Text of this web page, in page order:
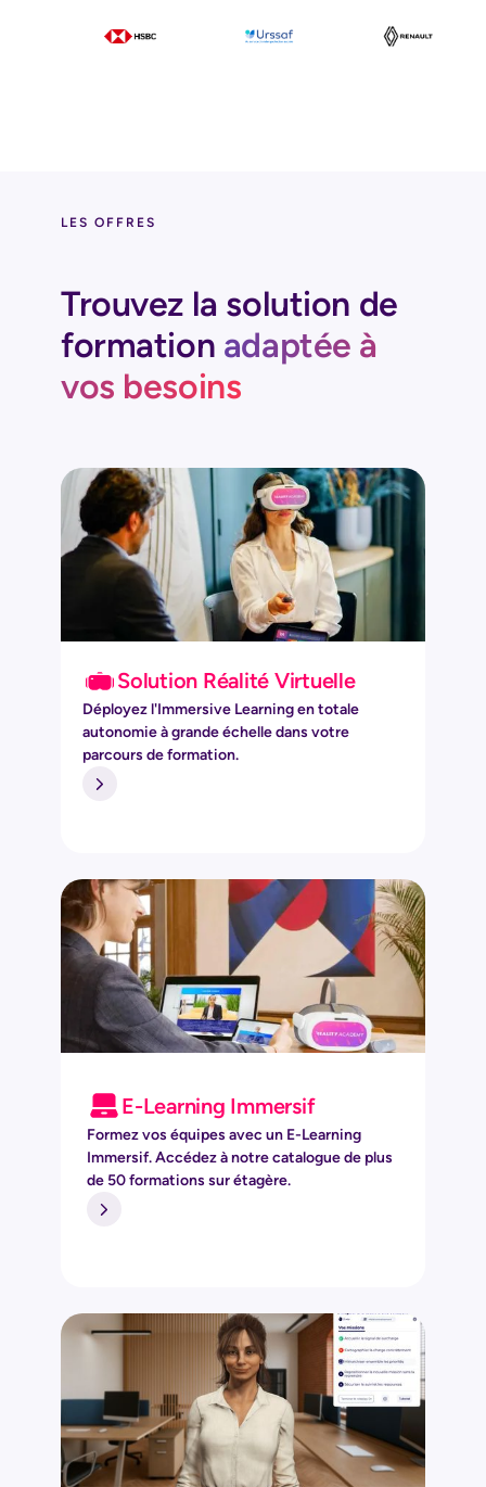
LES OFFRES
Trouvez la solution de
formation adaptée à
vos besoins
Solution Réalité Virtuelle
Déployez l'Immersive Learning en totale
autonomie à grande échelle dans votre
parcours de formation.
E-Learning Immersif
Formez vos équipes avec un E-Learning
Immersif. Accédez à notre catalogue de plus
de 50 formations sur étagère.